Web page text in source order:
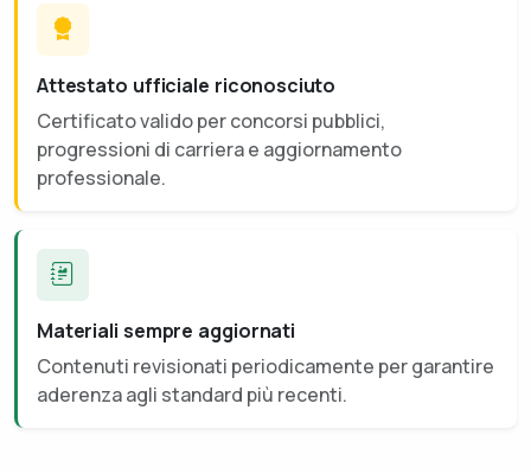
Attestato ufficiale riconosciuto
Certificato valido per concorsi pubblici,
progressioni di carriera e aggiornamento
professionale.
Materiali sempre aggiornati
Contenuti revisionati periodicamente per garantire
aderenza agli standard più recenti.